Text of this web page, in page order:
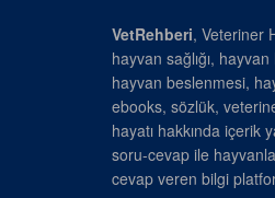
VetRehberi, Veteriner
hayvan sağlığı, hayvan
hayvan beslenmesi,
ebooks, sözlük,
hayatı hakkında içerik
soru-cevap ile
cevap veren bilgi